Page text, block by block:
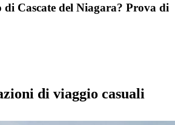
di Cascate del Niagara? Prova di
di viaggio casuali